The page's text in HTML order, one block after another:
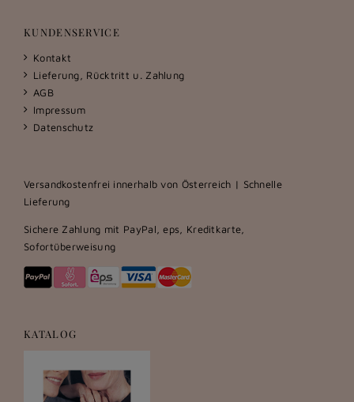
KUNDENSERVICE
Kontakt
Lieferung, Rücktritt u. Zahlung
AGB
Impressum
Datenschutz
Versandkostenfrei innerhalb von Österreich | Schnelle
Lieferung
Sichere Zahlung mit PayPal, eps, Kreditkarte,
Sofortüberweisung
KATALOG